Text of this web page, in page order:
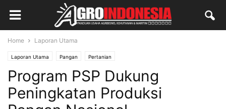
Home Laporan Utama
Laporan Utama Pangan Pertanian
Program PSP Dukung
Peningkatan Produksi